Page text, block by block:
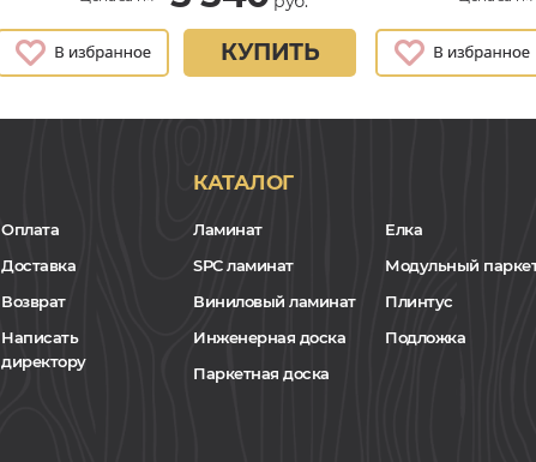
КУПИТЬ
Оплата
Доставка
Возврат
Написать
директору
КАТАЛОГ
Ламинат
SPC ламинат
Виниловый ламинат
Инженерная доска
Паркетная доска
Елка
Модульный
Плинтус
Подложка